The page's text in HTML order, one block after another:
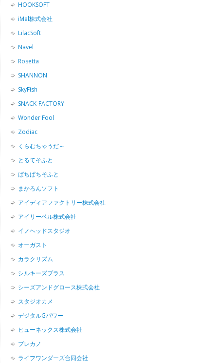
HOOKSOFT
iMel株式会社
LilacSoft
Navel
Rosetta
SHANNON
SkyFish
SNACK-FACTORY
Wonder Fool
Zodiac
くらむちゃうだ～
とるてそふと
ぱちぱちそふと
まかろんソフト
アイディアファクトリー株式会社
アイリーベル株式会社
イノヘッドスタジオ
オーガスト
カラクリズム
シルキーズプラス
シーズアンドグロース株式会社
スタジオカメ
デジタルGパワー
ヒューネックス株式会社
プレカノ
ライフワンダーズ合同会社